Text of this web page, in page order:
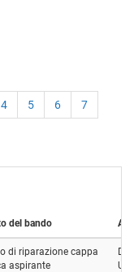
4 5 6 7
del bando
di riparazione cappa
aspirante